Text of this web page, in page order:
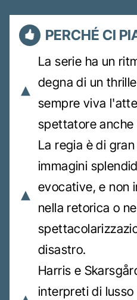
PERCHÉ CI
La serie ha un
degna di un
sempre viva
spettatore anche
La regia è di
immagini
evocative, e non
nella retorica o
disastro.
Harris e
interpreti di lusso